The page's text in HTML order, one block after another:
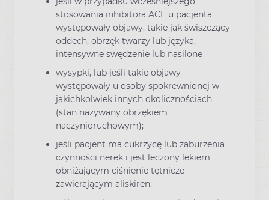
stosowania inhibitora ACE u pacjenta
występowały objawy, takie jak świszczący
oddech, obrzęk twarzy lub języka,
intensywne swędzenie lub nasilone
wysypki, lub jeśli takie objawy
występowały u osoby spokrewnionej w
jakichkolwiek innych okolicznościach
(stan nazywany obrzękiem
naczynioruchowym);
jeśli pacjent ma cukrzycę lub zaburzenia
czynności nerek i jest leczony lekiem
obniżającym ciśnienie tętnicze
zawierającym aliskiren;